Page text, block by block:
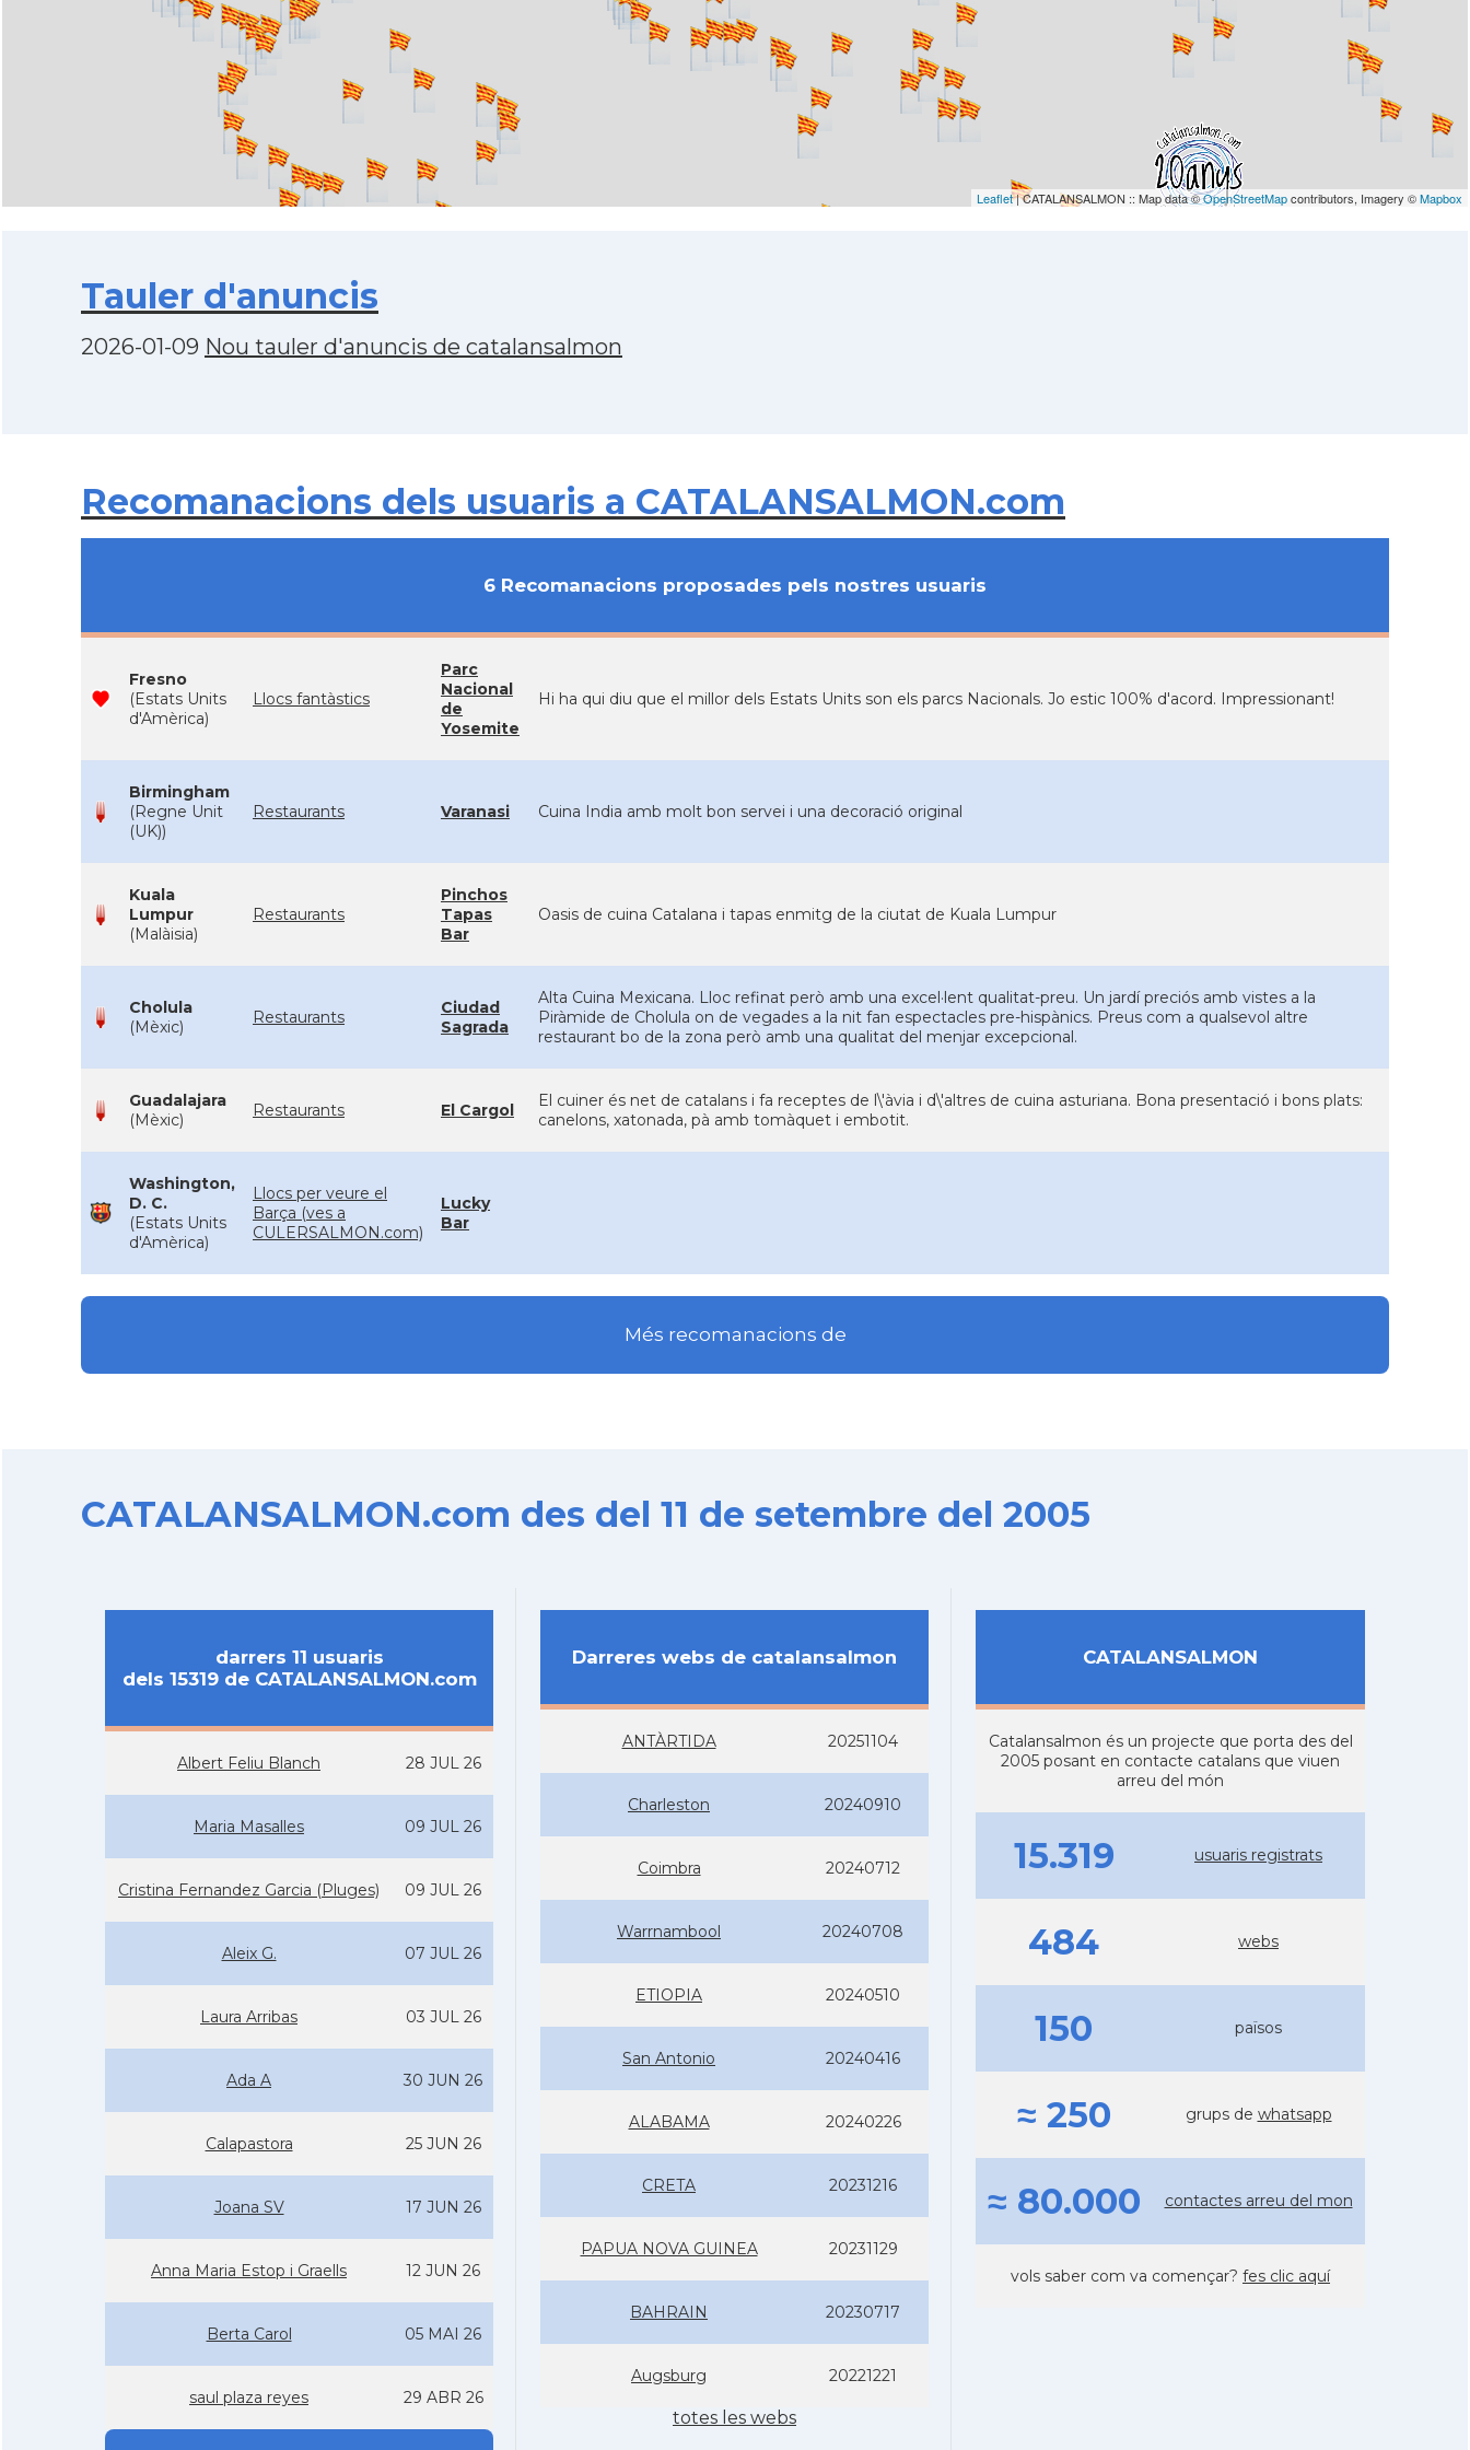
Leaflet| CATALANSALMON :: Map data ©OpenStreetMapcontributors, Imagery ©Mapbox
Tauler d'anuncis
2026-01-09 Nou tauler d'anuncis de catalansalmon
Recomanacions dels usuaris a CATALANSALMON.com
6 Recomanacions proposades pels nostres usuaris
Fresno
(Estats Units
d'Amèrica)
Llocs fantàstics
Parc
Nacional
de
Yosemite
Hi ha qui diu que el millor dels Estats Units son els parcs Nacionals. Jo estic 100% d'acord. Impressionant!
Birmingham
(Regne Unit
(UK))
Restaurants Varanasi Cuina India amb molt bon servei i una decoració original
Kuala
Lumpur
(Malàisia)
Restaurants
Pinchos
Tapas
Bar
Oasis de cuina Catalana i tapas enmitg de la ciutat de Kuala Lumpur
Cholula
(Mèxic)
Restaurants
Ciudad
Sagrada
Alta Cuina Mexicana. Lloc refinat però amb una excel·lent qualitat-preu. Un jardí preciós amb vistes a la
Piràmide de Cholula on de vegades a la nit fan espectacles pre-hispànics. Preus com a qualsevol altre
restaurant bo de la zona però amb una qualitat del menjar excepcional.
Guadalajara
(Mèxic)
Restaurants El Cargol
El cuiner és net de catalans i fa receptes de l\'àvia i d\'altres de cuina asturiana. Bona presentació i bons plats:
canelons, xatonada, pà amb tomàquet i embotit.
Washington,
D. C.
(Estats Units
d'Amèrica)
Llocs per veure el
Barça (ves a
CULERSALMON.com)
Lucky
Bar
Més recomanacions de
CATALANSALMON.com des del 11 de setembre del 2005
darrers 11 usuaris
dels 15319 de CATALANSALMON.com
Albert Feliu Blanch 28 JUL 26
Maria Masalles 09 JUL 26
Cristina Fernandez Garcia (Pluges) 09 JUL 26
Aleix G. 07 JUL 26
Laura Arribas 03 JUL 26
Ada A 30 JUN 26
Calapastora 25 JUN 26
Joana SV 17 JUN 26
Anna Maria Estop i Graells 12 JUN 26
Berta Carol 05 MAI 26
saul plaza reyes 29 ABR 26
Darreres webs de catalansalmon
ANTÀRTIDA 20251104
Charleston 20240910
Coimbra 20240712
Warrnambool 20240708
ETIOPIA 20240510
San Antonio 20240416
ALABAMA 20240226
CRETA 20231216
PAPUA NOVA GUINEA 20231129
BAHRAIN 20230717
Augsburg 20221221
totes les webs
CATALANSALMON
Catalansalmon és un projecte que porta des del
2005 posant en contacte catalans que viuen
arreu del món
15.319 usuaris registrats
484 webs
150 països
≈ 250 grups de whatsapp
≈ 80.000 contactes arreu del mon
vols saber com va començar? fes clic aquí